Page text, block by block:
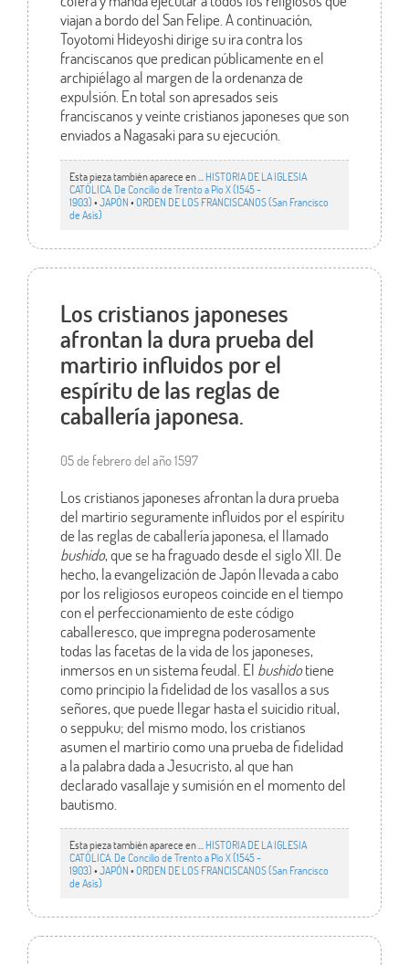
viajan a bordo del San Felipe. A continuación,
Toyotomi Hideyoshi dirige su ira contra los
franciscanos que predican públicamente en el
archipiélago al margen de la ordenanza de
expulsión. En total son apresados seis
franciscanos y veinte cristianos japoneses que son
enviados a Nagasaki para su ejecución.
Esta pieza también aparece en ... HISTORIA DE LA IGLESIA
CATÓLICA. De Concilio de Trento a Pío X (1545 -
1903)•JAPÓN•ORDEN DE LOS FRANCISCANOS (San Francisco
de Asís)
Los cristianos japoneses
afrontan la dura prueba del
martirio influidos por el
espíritu de las reglas de
caballería japonesa.
05 de febrero del año 1597
Los cristianos japoneses afrontan la dura prueba
del martirio seguramente influidos por el espíritu
de las reglas de caballería japonesa, el llamado
bushido, que se ha fraguado desde el siglo XII. De
hecho, la evangelización de Japón llevada a cabo
por los religiosos europeos coincide en el tiempo
con el perfeccionamiento de este código
caballeresco, que impregna poderosamente
todas las facetas de la vida de los japoneses,
inmersos en un sistema feudal. El bushidotiene
como principio la fidelidad de los vasallos a sus
señores, que puede llegar hasta el suicidio ritual,
o seppuku; del mismo modo, los cristianos
asumen el martirio como una prueba de fidelidad
a la palabra dada a Jesucristo, al que han
declarado vasallaje y sumisión en el momento del
bautismo.
Esta pieza también aparece en ... HISTORIA DE LA IGLESIA
CATÓLICA. De Concilio de Trento a Pío X (1545 -
1903)•JAPÓN•ORDEN DE LOS FRANCISCANOS (San Francisco
de Asís)